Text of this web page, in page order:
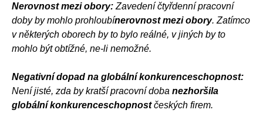
Nerovnost mezi obory: Zavedení čtyřdenní pracovní
doby by mohlo prohloubínerovnost mezi obory. Zatímco
v některých oborech by to bylo reálné, v jiných by to
mohlo být obtížné, ne-li nemožné.
Negativní dopad na globální konkurenceschopnost:
Není jisté, zda by kratší pracovní doba nezhoršila
globální konkurenceschopnostčeských firem.